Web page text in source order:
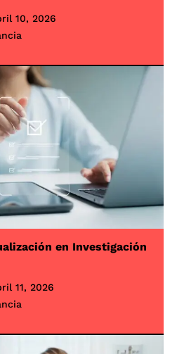
10, 2026
en Investigación
11, 2026